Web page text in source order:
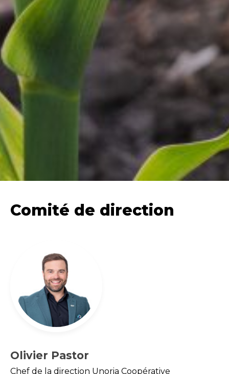
Comité de direction
Olivier Pastor
Chef de la direction Unoria Coopérative